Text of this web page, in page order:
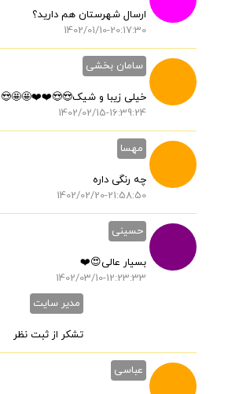
ارسال شهرستان هم دارید؟
1402/01/10-20:17:30
سامان بخشی
خیلی زیبا و شیک😍😍❤️❤️🤩🤩😍
1402/02/15-16:39:24
مهسا
چه رنگی داره
1402/02/20-21:58:50
حسینی
بسیار عالی😍❤️
1402/03/10-12:23:33
مدیر سایت
تشکر از ثبت نظر
عباسی